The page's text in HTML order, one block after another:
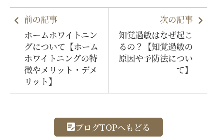
前の記事
ホームホワイトニン
グについて【ホーム
ホワイトニングの特
徴やメリット・デメ
リット】
次の記事
知覚過敏はなぜ起こ
るの？【知覚過敏の
原因や予防法につい
て】
ブログTOPへもどる